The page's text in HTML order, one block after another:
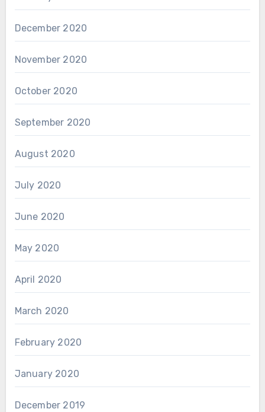
December 2020
November 2020
October 2020
September 2020
August 2020
July 2020
June 2020
May 2020
April 2020
March 2020
February 2020
January 2020
December 2019